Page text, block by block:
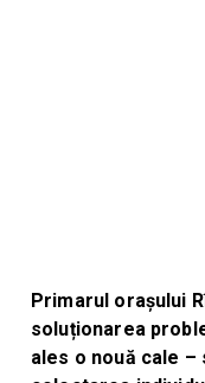
Bogatico: „Pentru
deșeurilor am
trece la